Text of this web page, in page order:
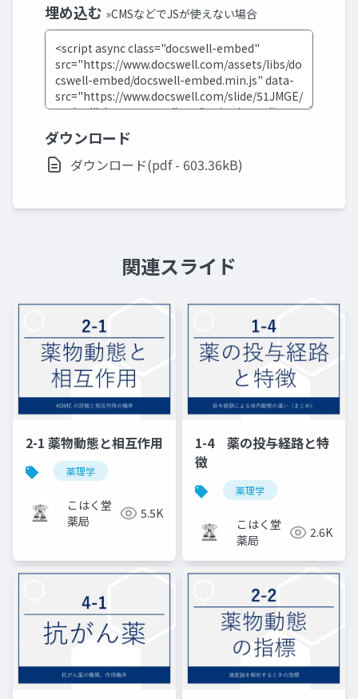
埋め込む »CMSなどでJSが使えない場合
ダウンロード
ダウンロード(pdf - 603.36kB)
関連スライド
2-1 薬物動態と相互作用
薬理学
こはく堂
薬局
5.5K
1-4 薬の投与経路と特
徴
薬理学
こはく堂
薬局
2.6K